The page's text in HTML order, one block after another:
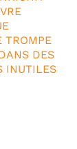
TROMPE
DES
INUTILES